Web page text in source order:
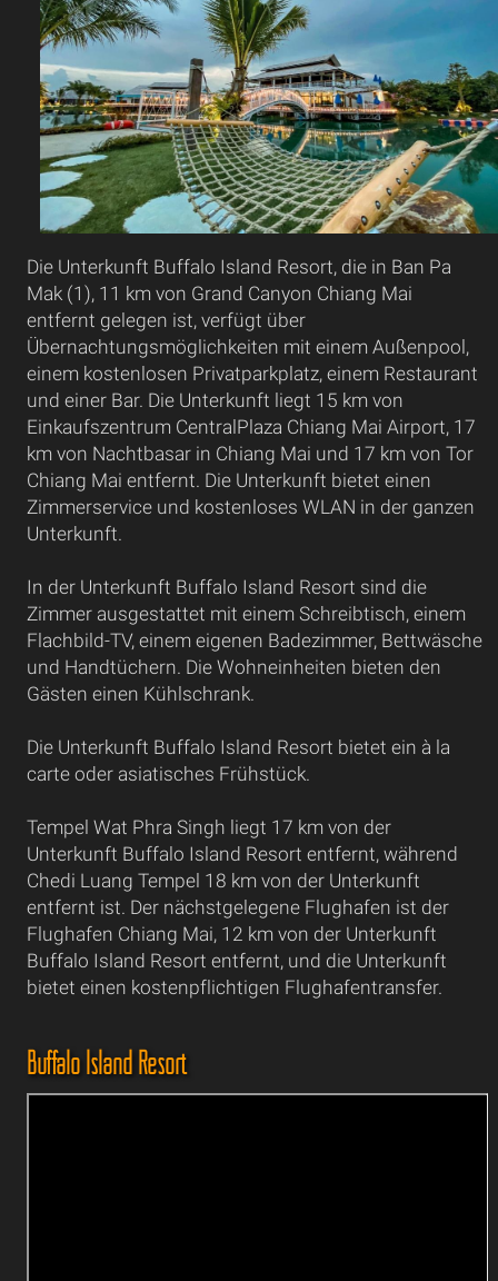
Die Unterkunft Buffalo Island Resort, die in Ban Pa
Mak (1), 11 km von Grand Canyon Chiang Mai
entfernt gelegen ist, verfügt über
Übernachtungsmöglichkeiten mit einem Außenpool,
einem kostenlosen Privatparkplatz, einem Restaurant
und einer Bar. Die Unterkunft liegt 15 km von
Einkaufszentrum CentralPlaza Chiang Mai Airport, 17
km von Nachtbasar in Chiang Mai und 17 km von Tor
Chiang Mai entfernt. Die Unterkunft bietet einen
Zimmerservice und kostenloses WLAN in der ganzen
Unterkunft.
In der Unterkunft Buffalo Island Resort sind die
Zimmer ausgestattet mit einem Schreibtisch, einem
Flachbild-TV, einem eigenen Badezimmer, Bettwäsche
und Handtüchern. Die Wohneinheiten bieten den
Gästen einen Kühlschrank.
Die Unterkunft Buffalo Island Resort bietet ein à la
carte oder asiatisches Frühstück.
Tempel Wat Phra Singh liegt 17 km von der
Unterkunft Buffalo Island Resort entfernt, während
Chedi Luang Tempel 18 km von der Unterkunft
entfernt ist. Der nächstgelegene Flughafen ist der
Flughafen Chiang Mai, 12 km von der Unterkunft
Buffalo Island Resort entfernt, und die Unterkunft
bietet einen kostenpflichtigen Flughafentransfer.
Buffalo Island Resort